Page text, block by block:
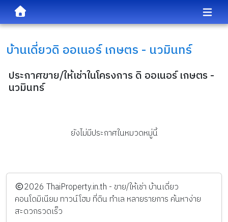
บ้านเดี่ยวดิ ออเนอร์ เกษตร - นวมินทร์
ประกาศขาย/ให้เช่าในโครงการ ดิ ออเนอร์ เกษตร -
นวมินทร์
ยังไม่มีประกาศในหมวดหมู่นี้
️2026 ThaiProperty.in.th - ขาย/ให้เช่า บ้านเดี่ยว
คอนโดมิเนียม ทาวน์โฮม ที่ดิน ทำเล หลายรายการ ค้นหาง่าย
สะดวกรวดเร็ว